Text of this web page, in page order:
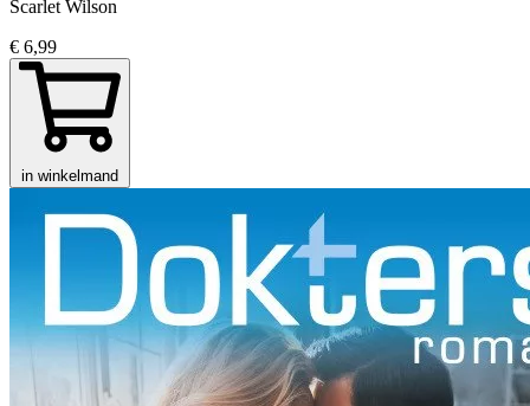
Scarlet Wilson
€ 6,99
in winkelmand